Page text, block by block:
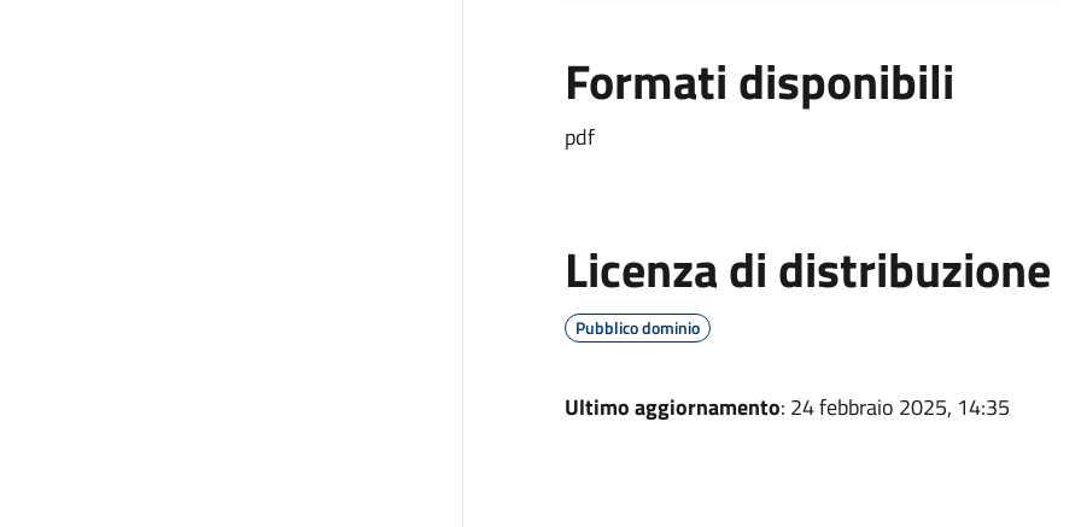
Formati disponibili
pdf
Licenza di distribuzione
Pubblico dominio
Ultimo aggiornamento: 24 febbraio 2025, 14:35